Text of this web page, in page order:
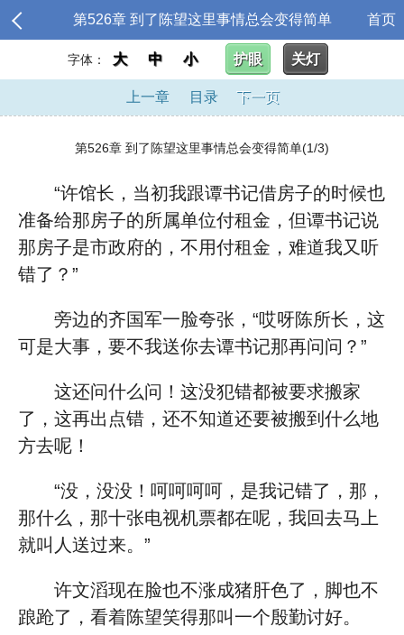
第526章 到了陈望这里事情总会变得简单 首页
字体： 大 中 小 护眼 关灯
上一章 目录 下一页
第526章 到了陈望这里事情总会变得简单(1/3)
“许馆长，当初我跟谭书记借房子的时候也
准备给那房子的所属单位付租金，但谭书记说
那房子是市政府的，不用付租金，难道我又听
错了？”
旁边的齐国军一脸夸张，“哎呀陈所长，这
可是大事，要不我送你去谭书记那再问问？”
这还问什么问！这没犯错都被要求搬家
了，这再出点错，还不知道还要被搬到什么地
方去呢！
“没，没没！呵呵呵呵，是我记错了，那，
那什么，那十张电视机票都在呢，我回去马上
就叫人送过来。”
许文滔现在脸也不涨成猪肝色了，脚也不
踉跄了，看着陈望笑得那叫一个殷勤讨好。